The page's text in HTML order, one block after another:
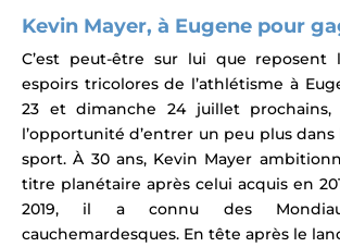
Kevin Mayer, à Eugene pour
C’est peut-être sur lui que reposent
espoirs tricolores de l’athlétisme à
23 et dimanche 24 juillet prochains,
l’opportunité d’entrer un peu plus dans
sport. À 30 ans, Kevin Mayer
titre planétaire après celui acquis en
2019, il a connu des
cauchemardesques. En tête après le